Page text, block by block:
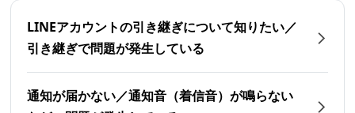
LINEアカウントの引き継ぎについて知りたい／
引き継ぎで問題が発生している
通知が届かない／通知音（着信音）が鳴らない